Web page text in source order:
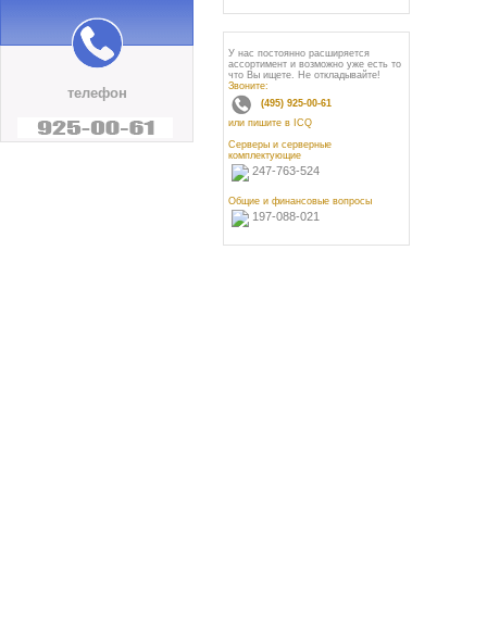
телефон
У нас постоянно расширяется
ассортимент и возможно уже есть то
что Вы ищете. Не откладывайте!
Звоните:
(495) 925-00-61
или пишите в ICQ
Серверы и серверные
комплектующие
247-763-524
Общие и финансовые вопросы
197-088-021